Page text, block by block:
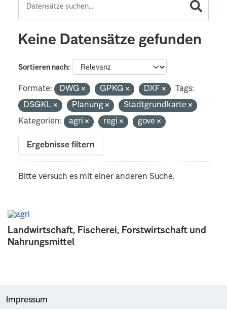
Landwirtschaft, Fischerei, Forstwirtschaft und
Nahrungsmittel
Keine Datensätze gefunden
Sortieren nach
Formate: DWG GPKG DXF
Tags:
DSGKL
Planung
Stadtgrundkarte
Kategorien:
agri regi gove
Ergebnisse filtern
Bitte versuch es mit einer anderen Suche.
Impressum